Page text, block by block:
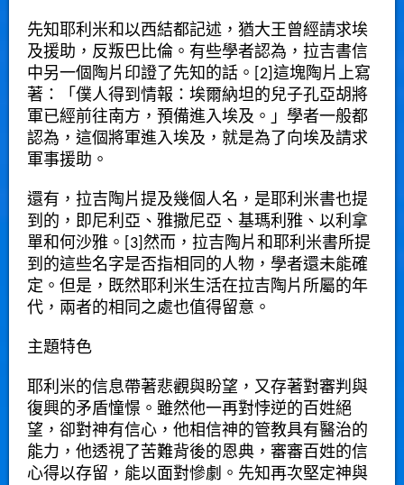
先知耶利米和以西結都記述，猶大王曾經請求埃
及援助，反叛巴比倫。有些學者認為，拉吉書信
中另一個陶片印證了先知的話。[2]這塊陶片上寫
著：「僕人得到情報：埃爾納坦的兒子孔亞胡將
軍已經前往南方，預備進入埃及。」學者一般都
認為，這個將軍進入埃及，就是為了向埃及請求
軍事援助。
還有，拉吉陶片提及幾個人名，是耶利米書也提
到的，即尼利亞、雅撒尼亞、基瑪利雅、以利拿
單和何沙雅。[3]然而，拉吉陶片和耶利米書所提
到的這些名字是否指相同的人物，學者還未能確
定。但是，既然耶利米生活在拉吉陶片所屬的年
代，兩者的相同之處也值得留意。
主題特色
耶利米的信息帶著悲觀與盼望，又存著對審判與
復興的矛盾憧憬。雖然他一再對悖逆的百姓絕
望，卻對神有信心，他相信神的管教具有醫治的
能力，他透視了苦難背後的恩典，審審百姓的信
心得以存留，能以面對慘劇。先知再次堅定神與